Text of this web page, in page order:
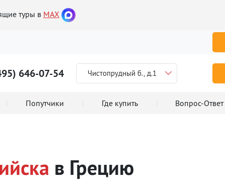
туры в MAX
646-07-54 Чистопрудный б., д.1
Попутчики Где купить Вопрос-Ответ
в Грецию